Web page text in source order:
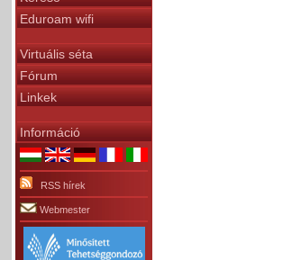
Eduroam wifi
Virtuális séta
Fórum
Linkek
Információ
RSS hírek
Webmester